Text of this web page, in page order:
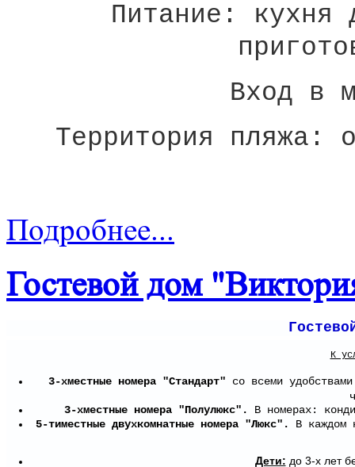
Питание: кухня
Вход в
Территория пляжа:
Подробнее...
Гостевой дом
К
3-хместные номера "Стандарт" со всеми
3-хместные номера "Полулюкс".
В номерах:
5-тиместные двухкомнатные номера "Люкс".
В каждом
Дети: до 3-х лет